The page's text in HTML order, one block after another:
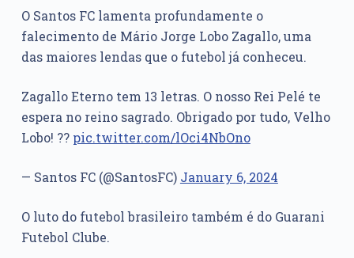
O Santos FC lamenta profundamente o
falecimento de Mário Jorge Lobo Zagallo, uma
das maiores lendas que o futebol já conheceu.
Zagallo Eterno tem 13 letras. O nosso Rei Pelé te
espera no reino sagrado. Obrigado por tudo, Velho
Lobo! ?? pic.twitter.com/lOci4NbOno
— Santos FC (@SantosFC) January 6, 2024
O luto do futebol brasileiro também é do Guarani
Futebol Clube.